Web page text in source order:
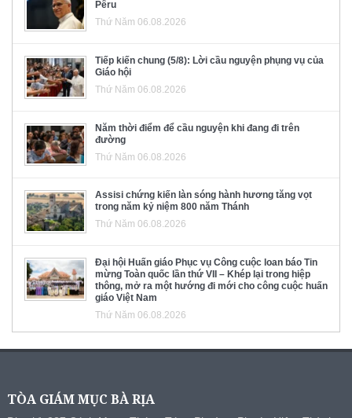
Pêru
Thứ Năm 06.08.2026
Tiếp kiến chung (5/8): Lời cầu nguyện phụng vụ của
Giáo hội
Thứ Năm 06.08.2026
Năm thời điểm để cầu nguyện khi đang đi trên
đường
Thứ Năm 06.08.2026
Assisi chứng kiến làn sóng hành hương tăng vọt
trong năm kỷ niệm 800 năm Thánh
Thứ Năm 06.08.2026
Đại hội Huấn giáo Phục vụ Công cuộc loan báo Tin
mừng Toàn quốc lần thứ VII – Khép lại trong hiệp
thông, mở ra một hướng đi mới cho công cuộc huấn
giáo Việt Nam
Thứ Năm 06.08.2026
TÒA GIÁM MỤC BÀ RỊA